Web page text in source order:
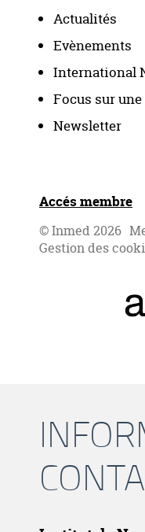
Actualités
Evènements
International
Focus sur
Newsletter
Accés membre
© Inmed 2026
Gestion des